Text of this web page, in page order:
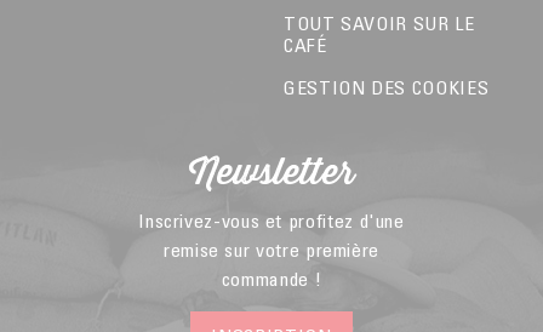
TOUT SAVOIR SUR LE
CAFÉ
GESTION DES COOKIES
Newsletter
Inscrivez-vous et profitez d'une
remise sur votre première
commande !